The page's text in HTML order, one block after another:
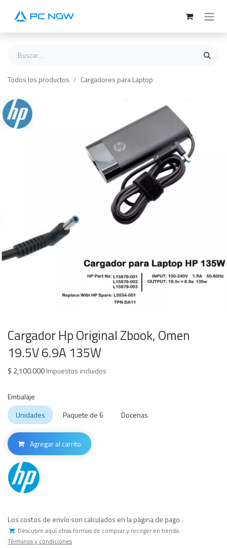
Todos los productos Cargadores para Laptop
Cargador Hp Original Zbook, Omen
19.5V 6.9A 135W
$ 2,100.000Impuestos incluidos
Embalaje
Unidades
Paquete de 6 Docenas
Agregar al carrito
Los costos de envío son calculados en la página de pago
Descubre aquí otras formas de comprar y recoger en tienda.
Términos y condiciones